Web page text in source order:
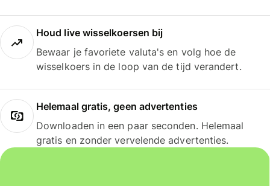
Houd live wisselkoersen bij
Bewaar je favoriete valuta's en volg hoe de
wisselkoers in de loop van de tijd verandert.
Helemaal gratis, geen advertenties
Downloaden in een paar seconden. Helemaal
gratis en zonder vervelende advertenties.